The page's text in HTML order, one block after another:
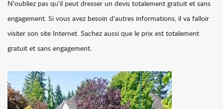
N'oubliez pas qu'il peut dresser un devis totalement gratuit et sans
engagement. Si vous avez besoin d'autres informations, il va falloir
visiter son site Internet. Sachez aussi que le prix est totalement
gratuit et sans engagement.